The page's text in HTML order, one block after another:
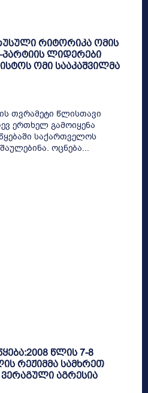
რიტორიკა ომის
ლიდერები
ომი სააკაშვილმა
თვრამეტი წლისთავი
ერთხელ გამოიყენა
საქართველოს
ოცნება...
წლის 7-8
რეჟიმმა სამხრეთ
აგრესია